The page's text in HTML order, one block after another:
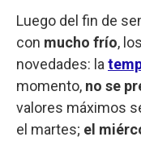
Luego del fin de
con mucho frío, los
novedades: la
momento, no se
valores máximos
el martes; el